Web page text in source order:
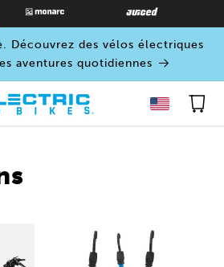
Découvrez des vélos électriques
aventures quotidiennes
Panier